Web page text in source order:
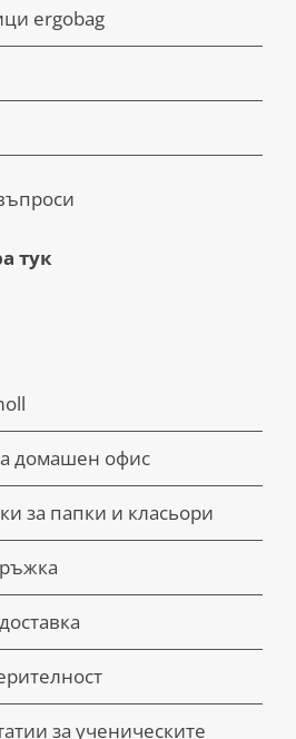
ergobag
тук
домашен офис
за папки и класьори
за ученическите